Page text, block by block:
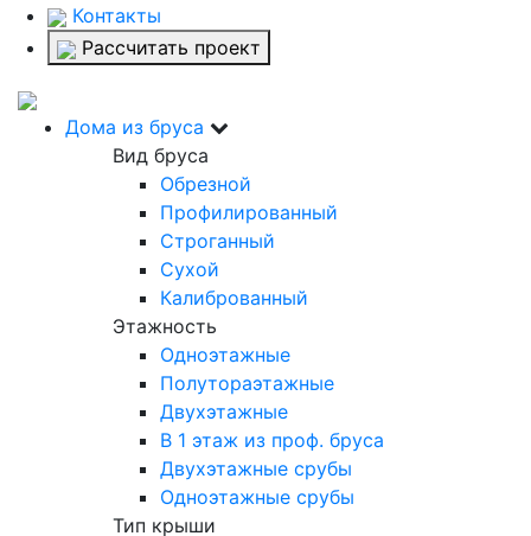
Контакты
Рассчитать проект
Дома из бруса
Вид бруса
Обрезной
Профилированный
Строганный
Сухой
Калиброванный
Этажность
Одноэтажные
Полутораэтажные
Двухэтажные
В 1 этаж из проф. бруса
Двухэтажные срубы
Одноэтажные срубы
Тип крыши